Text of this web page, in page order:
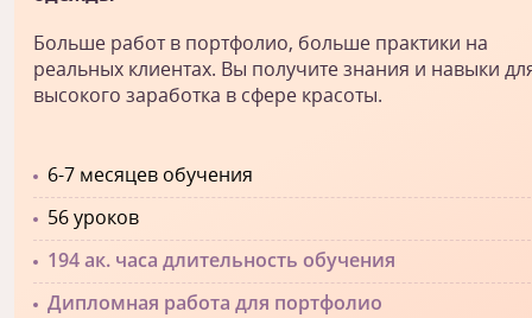
Больше работ в портфолио, больше практики на
реальных клиентах. Вы получите знания и навыки
высокого заработка в сфере красоты.
6-7 месяцев обучения
56 уроков
194 ак. часа длительность обучения
Дипломная работа для портфолио